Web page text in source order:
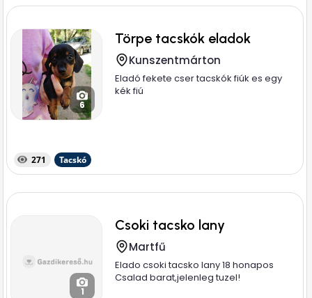
6
Törpe tacskók eladok
Kunszentmárton
Eladó fekete cser tacskók fiúk es egy
kék fiú
271 Tacskó
1
Csoki tacsko lany
Martfű
Elado csoki tacsko lany 18 honapos
Csalad barat,jelenleg tuzel!